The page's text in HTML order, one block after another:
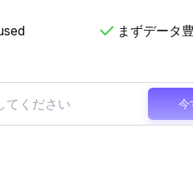
まずデータ
今